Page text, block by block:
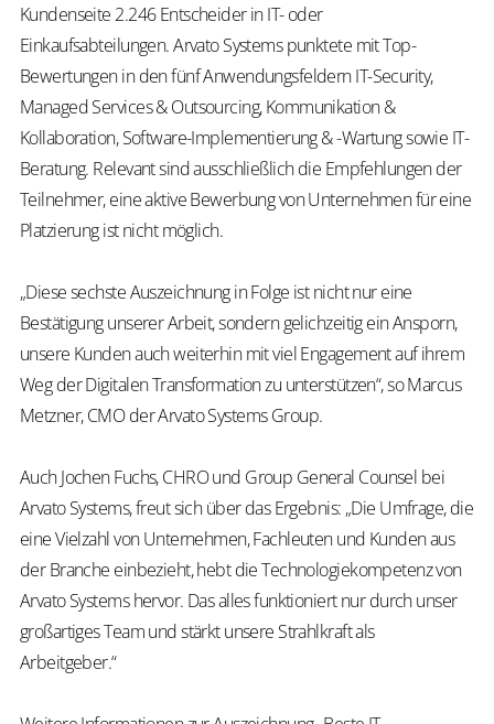
Kundenseite 2.246 Entscheider in IT- oder
Einkaufsabteilungen. Arvato Systems punktete mit Top-
Bewertungen in den fünf Anwendungsfeldern IT-Security,
Managed Services & Outsourcing, Kommunikation &
Kollaboration, Software-Implementierung & -Wartung sowie IT-
Beratung. Relevant sind ausschließlich die Empfehlungen der
Teilnehmer, eine aktive Bewerbung von Unternehmen für eine
Platzierung ist nicht möglich.
„Diese sechste Auszeichnung in Folge ist nicht nur eine
Bestätigung unserer Arbeit, sondern gelichzeitig ein Ansporn,
unsere Kunden auch weiterhin mit viel Engagement auf ihrem
Weg der Digitalen Transformation zu unterstützen“, so Marcus
Metzner, CMO der Arvato Systems Group.
Auch Jochen Fuchs, CHRO und Group General Counsel bei
Arvato Systems, freut sich über das Ergebnis: „Die Umfrage, die
eine Vielzahl von Unternehmen, Fachleuten und Kunden aus
der Branche einbezieht, hebt die Technologiekompetenz von
Arvato Systems hervor. Das alles funktioniert nur durch unser
großartiges Team und stärkt unsere Strahlkraft als
Arbeitgeber.“